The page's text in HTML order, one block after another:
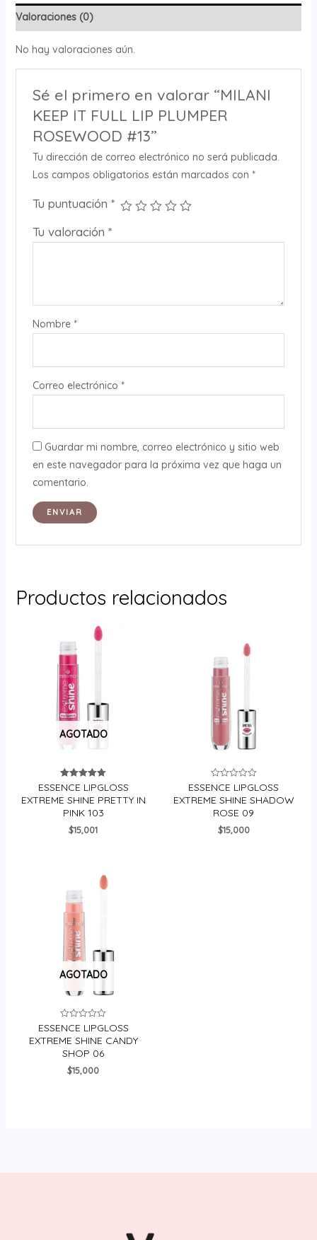
Valoraciones (0)
No hay valoraciones aún.
Sé el primero en valorar “MILANI
KEEP IT FULL LIP PLUMPER
ROSEWOOD #13”
Tu dirección de correo electrónico no será publicada.
Los campos obligatorios están marcados con *
Tu puntuación *
Tu valoración *
Nombre *
Correo electrónico *
Guardar mi nombre, correo electrónico y sitio web
en este navegador para la próxima vez que haga un
comentario.
Productos relacionados
AGOTADO
Valorado en
5.00
de 5
ESSENCE LIPGLOSS
EXTREME SHINE PRETTY IN
PINK 103
$15,001
Valorado
en
0
de
5
ESSENCE LIPGLOSS
EXTREME SHINE SHADOW
ROSE 09
$15,000
AGOTADO
Valorado
en
0
de
5
ESSENCE LIPGLOSS
EXTREME SHINE CANDY
SHOP 06
$15,000